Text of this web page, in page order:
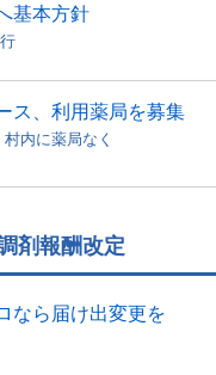
基本方針
ス、利用薬局を募集
内に薬局なく
剤報酬改定
なら届け出変更を